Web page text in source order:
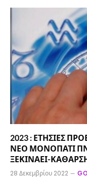
2023 : ΕΤΗΣΙΕΣ
ΝΕΟ ΜΟΝΟΠΑΤΙ
ΞΕΚΙΝΑΕΙ-
28 Δεκεμβρίου 2022